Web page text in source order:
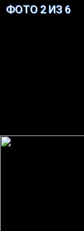
ФОТО 2 ИЗ 6